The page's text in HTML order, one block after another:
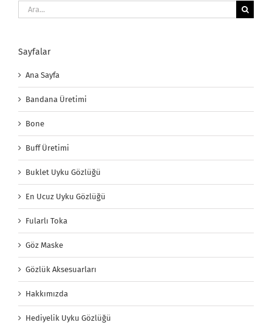
Ara:
Sayfalar
Ana Sayfa
Bandana Üretimi
Bone
Buff Üretimi
Buklet Uyku Gözlüğü
En Ucuz Uyku Gözlüğü
Fularlı Toka
Göz Maske
Gözlük Aksesuarları
Hakkımızda
Hediyelik Uyku Gözlüğü